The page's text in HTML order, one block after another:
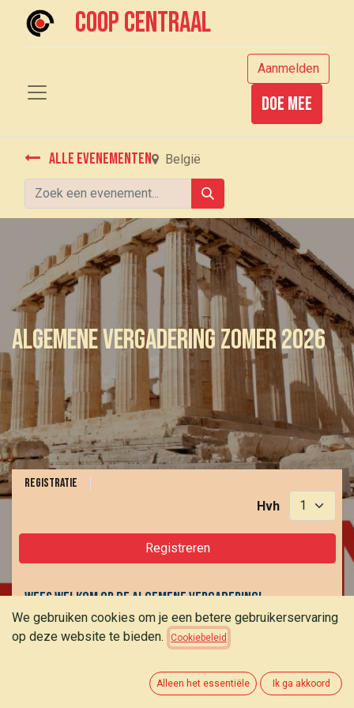
Coop centraal
Aanmelden
Doe mee
Alle evenementen België
Algemene Vergadering zomer 2026
Registratie
Hvh
Registreren
Wees welkom op de algemene Vergadering!
De agenda komt in de loop van de zomer
We gebruiken cookies om je een betere gebruikerservaring
op deze website te bieden.
Cookiebeleid
Alleen het essentiële Ik ga akkoord